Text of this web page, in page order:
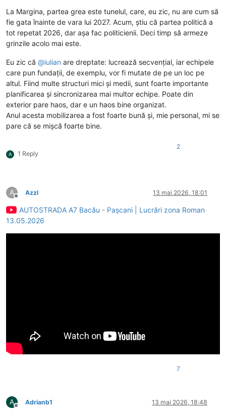
La Margina, partea grea este tunelul, care, eu zic, nu are cum să
fie gata înainte de vara lui 2027. Acum, știu că partea politică a
tot repetat 2026, dar așa fac politicienii. Deci timp să armeze
grinzile acolo mai este.
Eu zic că @iulian are dreptate: lucrează secvențial, iar echipele
care pun fundații, de exemplu, vor fi mutate de pe un loc pe
altul. Fiind multe structuri mici și medii, sunt foarte importante
planificarea și sincronizarea mai multor echipe. Poate din
exterior pare haos, dar e un haos bine organizat.
Anul acesta mobilizarea a fost foarte bună și, mie personal, mi se
pare că se mișcă foarte bine.
A 1 Reply
2
A
Deconectat
Azzl 13 mai 2026, 18:01
AUTOSTRADA A7 Bacău - Pașcani | Lucrări zona Roman
13.05.2026
7
A Adrianb1 13 mai 2026, 18:48